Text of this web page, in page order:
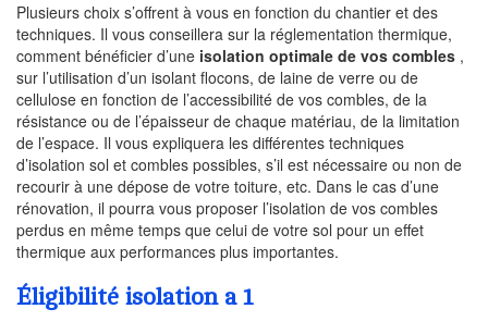
Plusieurs choix s’offrent à vous en fonction du chantier et des
techniques. Il vous conseillera sur la réglementation thermique,
comment bénéficier d’une isolation optimale de vos combles ,
sur l’utilisation d’un isolant flocons, de laine de verre ou de
cellulose en fonction de l’accessibilité de vos combles, de la
résistance ou de l’épaisseur de chaque matériau, de la limitation
de l’espace. Il vous expliquera les différentes techniques
d’isolation sol et combles possibles, s’il est nécessaire ou non de
recourir à une dépose de votre toiture, etc. Dans le cas d’une
rénovation, il pourra vous proposer l’isolation de vos combles
perdus en même temps que celui de votre sol pour un effet
thermique aux performances plus importantes.
Éligibilité isolation a 1